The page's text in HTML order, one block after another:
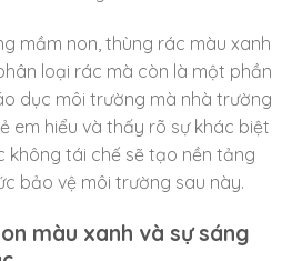
mầm non, thùng rác màu xanh
loại rác mà còn là một phần
dục môi trường mà nhà trường
em hiểu và thấy rõ sự khác biệt
không tái chế sẽ tạo nền tảng
bảo vệ môi trường sau này.
màu xanh và sự sáng